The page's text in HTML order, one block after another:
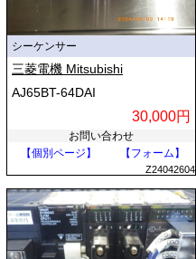
シーケンサー
三菱電機 Mitsubishi
AJ65BT-64DAI
30,000円
お問い合わせ
【個別ページ】
【フォーム】
Z24042604